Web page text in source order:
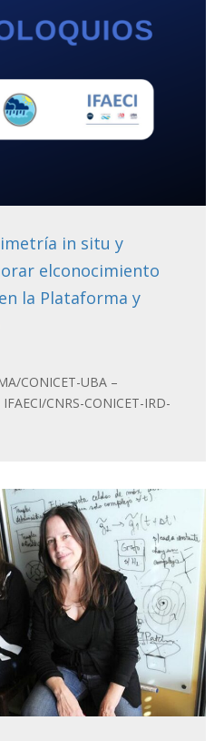
in situ y
elconocimiento
la Plataforma y
CONICET-UBA –
CNRS-CONICET-IRD-